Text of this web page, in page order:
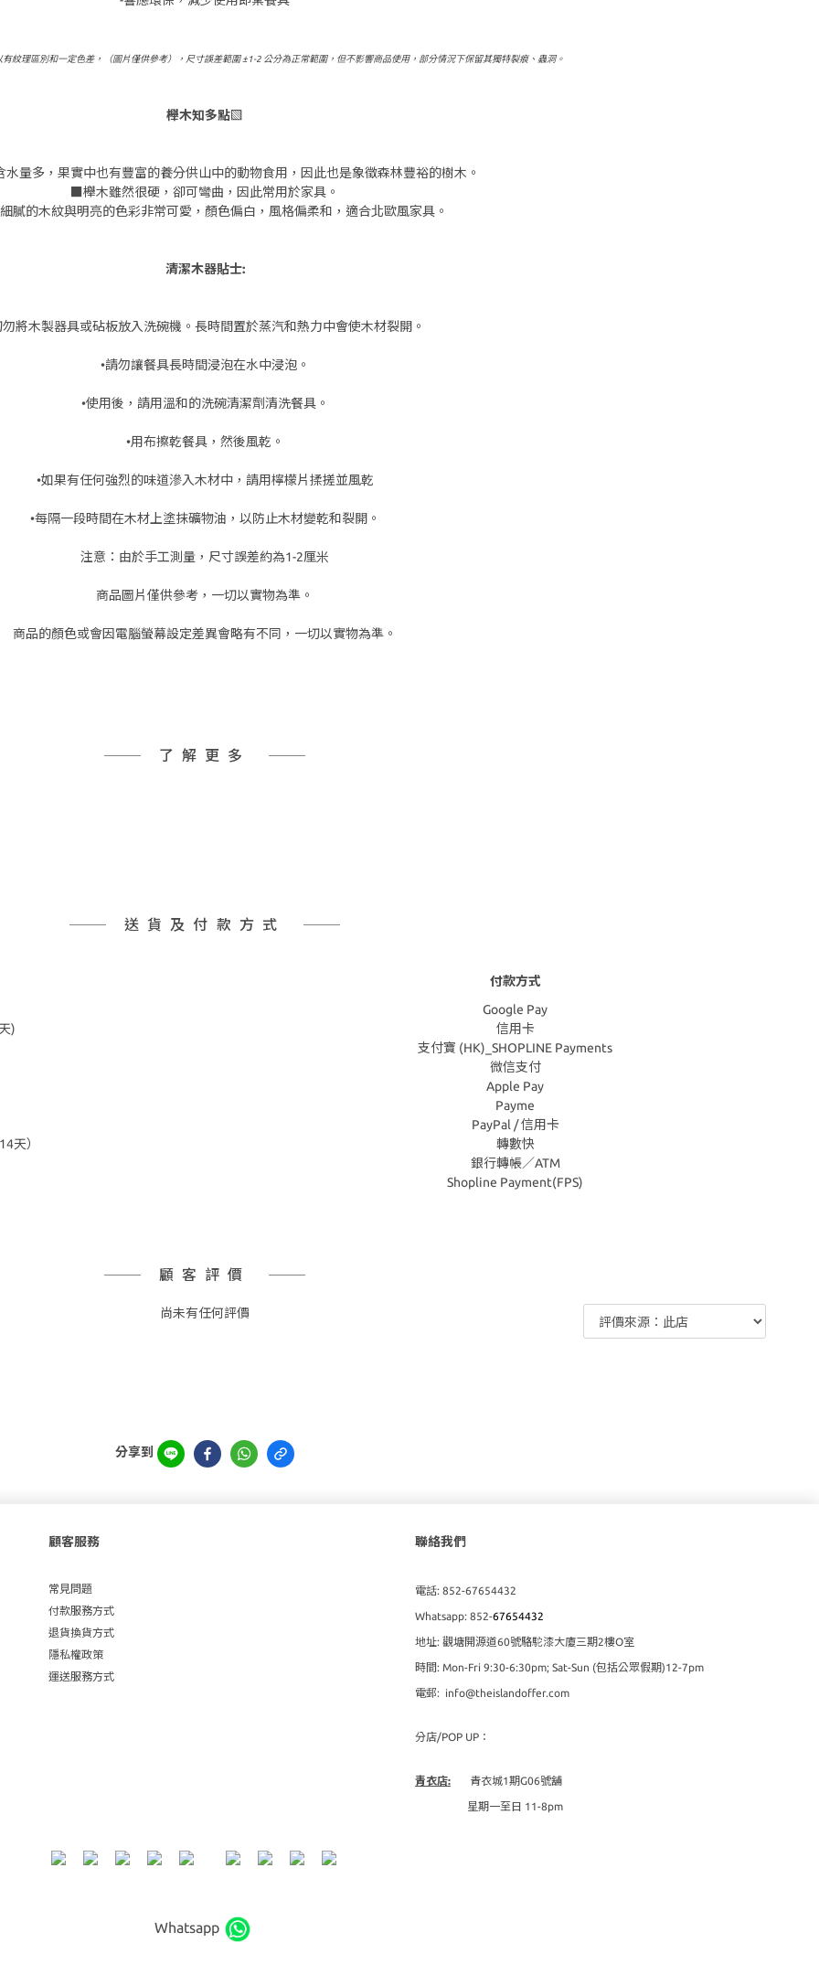
紋理區別和一定色差，（圖片僅供參考），尺寸誤差範圍 ±1-2 公分為正常範圍，但不影響商品使用，部分情況下保留其獨特裂痕、蟲洞。
櫸木知多點▧
量多，果實中也有豐富的養分供山中的動物食用，因此也是象徵森林豐裕的樹木。
■櫸木雖然很硬，卻可彎曲，因此常用於家具。
膩的木紋與明亮的色彩非常可愛，顏色偏白，風格偏柔和，適合北歐風家具。
清潔木器貼士:
勿將木製器具或砧板放入洗碗機。長時間置於蒸汽和熱力中會使木材裂開。
•請勿讓餐具長時間浸泡在水中浸泡。
•使用後，請用溫和的洗碗清潔劑清洗餐具。
•用布擦乾餐具，然後風乾。
•如果有任何強烈的味道滲入木材中，請用檸檬片揉搓並風乾
•每隔一段時間在木材上塗抹礦物油，以防止木材變乾和裂開。
注意：由於手工測量，尺寸誤差約為1-2厘米
商品圖片僅供參考，一切以實物為準。
商品的顏色或會因電腦螢幕設定差異會略有不同，一切以實物為準。
了解更多
送貨及付款方式
)
天）
付款方式
Google Pay
信用卡
支付寶 (HK)_SHOPLINE Payments
微信支付
Apple Pay
Payme
PayPal / 信用卡
轉數快
銀行轉帳／ATM
Shopline Payment(FPS)
顧客評價
尚未有任何評價
分享到
顧客服務
常見問題
付款服務方式
退貨換貨方式
隱私權政策
運送服務方式
聯絡我們
電話: 852-67654432
Whatsapp: 852-67654432
地址: 觀塘開源道60號駱駝漆大廈三期2樓O室
時間: Mon-Fri 9:30-6:30pm; Sat-Sun (包括公眾假期)12-7pm
電郵: info@theislandoffer.com
分店/POP UP：
青衣店: 青衣城1期G06號舖
星期一至日 11-8pm
Whatsapp